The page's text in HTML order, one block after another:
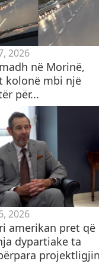
2026
në Morinë,
kolonë mbi një
për...
2026
amerikan pret që
dypartiake ta